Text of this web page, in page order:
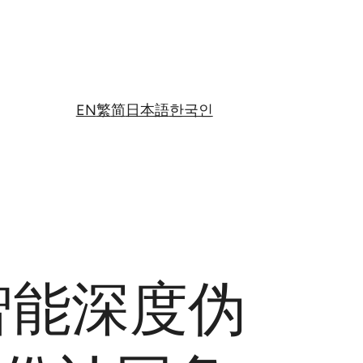
EN繁简日本語한국인
深度伪